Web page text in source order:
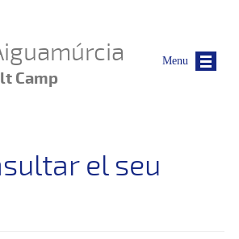
Camp
el seu
Menu